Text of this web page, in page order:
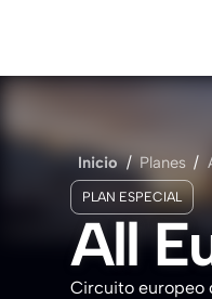
Sobre Nosotros
Contacto
Inicio / Planes /
PLAN ESPECIAL
All
Circuito europeo